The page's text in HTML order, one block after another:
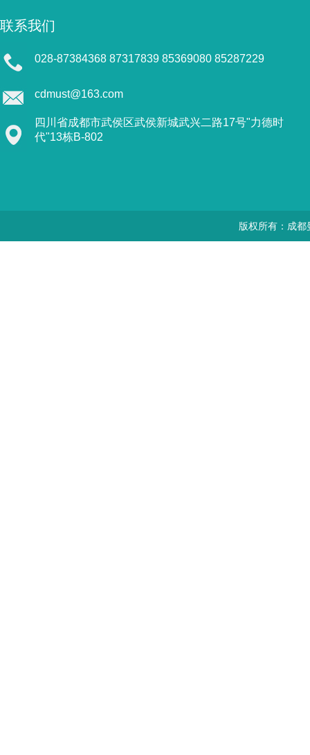
联系我们
028-87384368 87317839 85369080 85287229
cdmust@163.com
四川省成都市武侯区武侯新城武兴二路17号"力德时
代"13栋B-802
版权所有：成